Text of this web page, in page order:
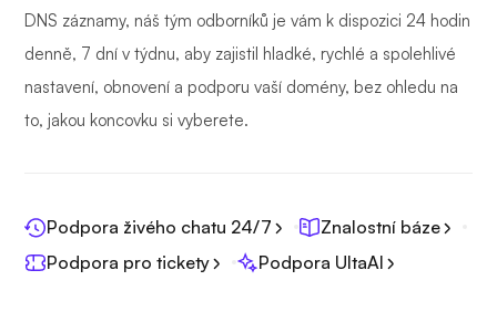
DNS záznamy, náš tým odborníků je vám k dispozici 24 hodin
denně, 7 dní v týdnu, aby zajistil hladké, rychlé a spolehlivé
nastavení, obnovení a podporu vaší domény, bez ohledu na
to, jakou koncovku si vyberete.
Podpora živého chatu 24/7
Znalostní báze
Podpora pro tickety
Podpora UltaAI